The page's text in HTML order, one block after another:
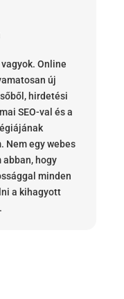
Online
új
hirdetési
SEO-val és a
Nem egy webes
abban, hogy
minden
a kihagyott